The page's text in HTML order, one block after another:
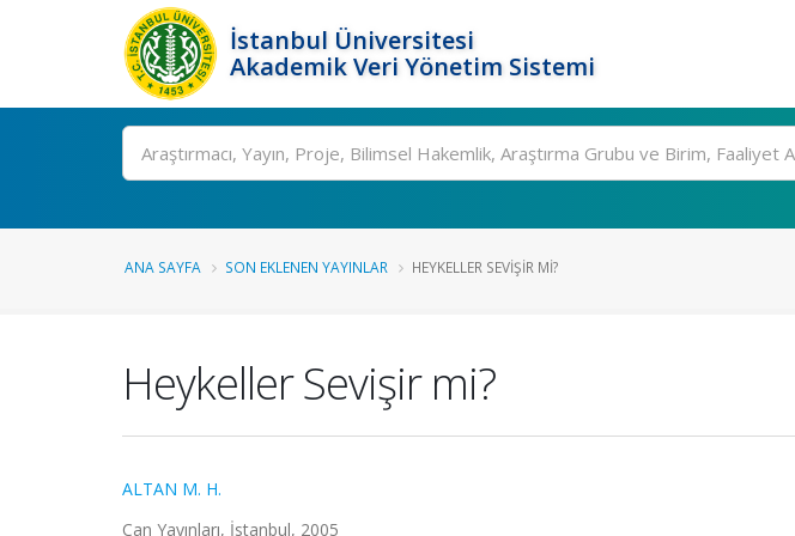
İstanbul Üniversitesi
Akademik Veri Yönetim Sistemi
Ara
ANA SAYFA SON EKLENEN YAYINLAR HEYKELLER SEVIŞIR MI?
Heykeller Sevişir mi?
ALTAN M. H.
Can Yayınları, İstanbul, 2005